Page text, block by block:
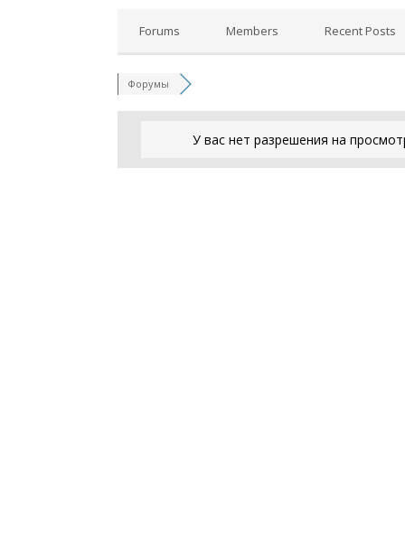
Forums Members Recent Posts
Форумы
У вас нет разрешения на